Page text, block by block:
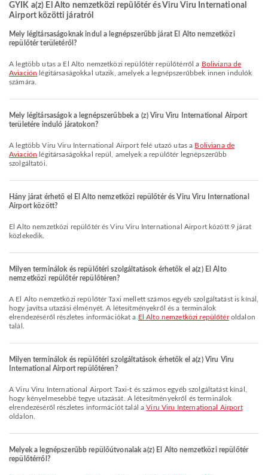
GYIK a(z) El Alto nemzetközi repülőtér és Viru Viru International
Airport közötti járatról
Mely légitársaságoknak indul a legnépszerűbb járat El Alto nemzetközi
repülőtér területéről?
A legtöbb utas a El Alto nemzetközi repülőtér repülőtérről a Boliviana de
Aviación légitársaságokkal utazik, amelyek a legnépszerűbbek innen indulók
számára.
Mely légitársaságok a legnépszerűbbek a (z) Viru Viru International Airport
területére induló járatokon?
A legtöbb Viru Viru International Airport felé utazó utas a Boliviana de
Aviación légitársaságokkal repül, amelyek a repülőtér legnépszerűbb
szolgáltatói.
Hány járat érhető el El Alto nemzetközi repülőtér és Viru Viru International
Airport között?
El Alto nemzetközi repülőtér és Viru Viru International Airport között 9 járat
közlekedik.
Milyen terminálok és repülőtéri szolgáltatások érhetők el a(z) El Alto
nemzetközi repülőtér repülőtéren?
A El Alto nemzetközi repülőtér Taxi mellett számos egyéb szolgáltatást is kínál,
hogy javítsa utazási élményét. A létesítményekről és a terminálok
elrendezéséről részletes információkat a El Alto nemzetközi repülőtéroldalon
talál.
Milyen terminálok és repülőtéri szolgáltatások érhetők el a(z) Viru Viru
International Airport repülőtéren?
A Viru Viru International Airport Taxi-t és számos egyéb szolgáltatást kínál,
hogy kényelmesebbé tegye utazását. A létesítményekről és terminálok
elrendezéséről részletes információt talál aViru Viru International Airport
oldalon.
Melyek a legnépszerűbb repülőútvonalak a(z) El Alto nemzetközi repülőtér
repülőtérről?